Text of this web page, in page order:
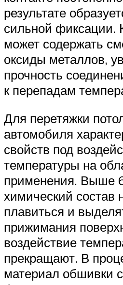
результате
сильной фиксации.
может содержать
оксиды металлов,
прочность
к перепадам
Для перетяжки
автомобиля
свойств под
температуры на
применения. Выше
химический состав
плавиться и
прижимания
воздействие
прекращают. В
материал обшивки